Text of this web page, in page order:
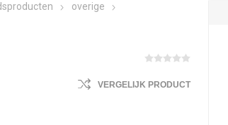
overige
VERGELIJK PRODUCT